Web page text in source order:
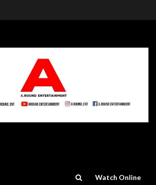
Watch Online